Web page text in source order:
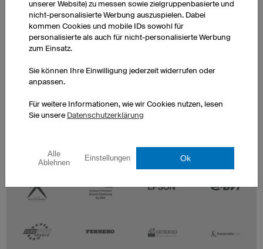
unserer Website) zu messen sowie zielgruppenbasierte und
nicht-personalisierte Werbung auszuspielen. Dabei
kommen Cookies und mobile IDs sowohl für
personalisierte als auch für nicht-personalisierte Werbung
zum Einsatz.
Sie können Ihre Einwilligung jederzeit widerrufen oder
anpassen.
Für weitere Informationen, wie wir Cookies nutzen, lesen
Sie unsere Datenschutzerklärung
Alle
Ablehnen
Einstellungen Ok